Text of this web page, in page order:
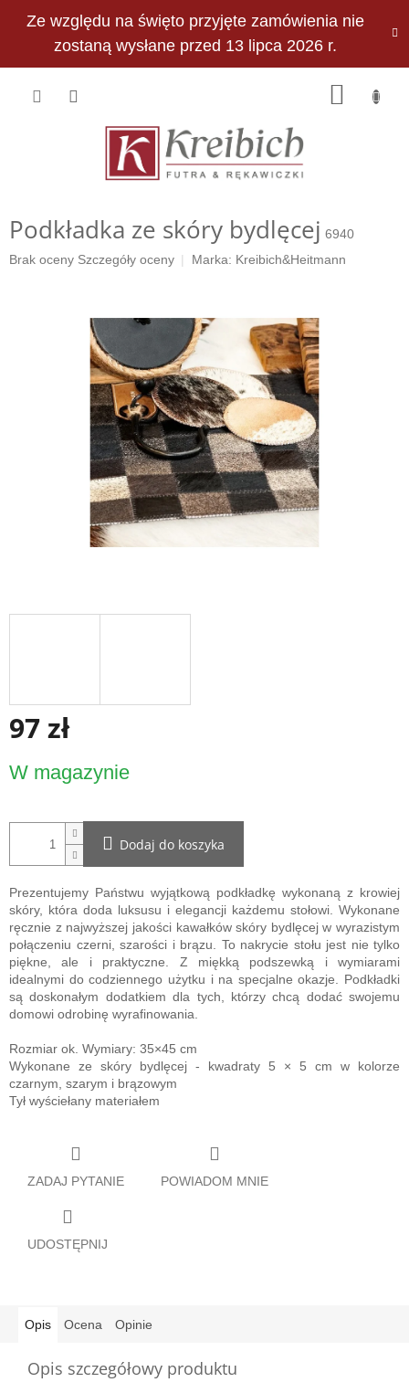
Ze względu na święto przyjęte zamówienia nie
zostaną wysłane przed 13 lipca 2026 r.
PLN
Podkładka ze skóry bydlęcej 6940
Średnia
Brak oceny Szczegóły oceny Marka: Kreibich&Heitmann
97 zł
jednostkowa:
W magazynie
Dodaj do koszyka
Prezentujemy Państwu wyjątkową podkładkę wykonaną z krowiej
skóry, która doda luksusu i elegancji każdemu stołowi. Wykonane
ręcznie z najwyższej jakości kawałków skóry bydlęcej w wyrazistym
połączeniu czerni, szarości i brązu. To nakrycie stołu jest nie tylko
piękne, ale i praktyczne. Z miękką podszewką i wymiarami
idealnymi do codziennego użytku i na specjalne okazje. Podkładki
są doskonałym dodatkiem dla tych, którzy chcą dodać swojemu
domowi odrobinę wyrafinowania.
Rozmiar ok. Wymiary: 35×45 cm
Wykonane ze skóry bydlęcej - kwadraty 5 × 5 cm w kolorze
czarnym, szarym i brązowym
Tył wyściełany materiałem
ZADAJ PYTANIE POWIADOM MNIE
UDOSTĘPNIJ
Opis Ocena Opinie
Opis szczegółowy produktu